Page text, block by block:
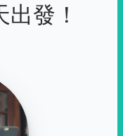
發！